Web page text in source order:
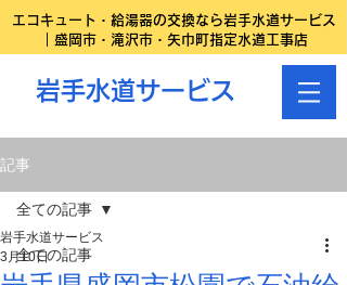
エコキュート・給湯器の交換なら岩手水道サービス
｜盛岡市・滝沢市・矢巾町指定水道工事店
岩手水道サービス
記事
全ての記事
全ての記事
岩手水道サービス
3月10日